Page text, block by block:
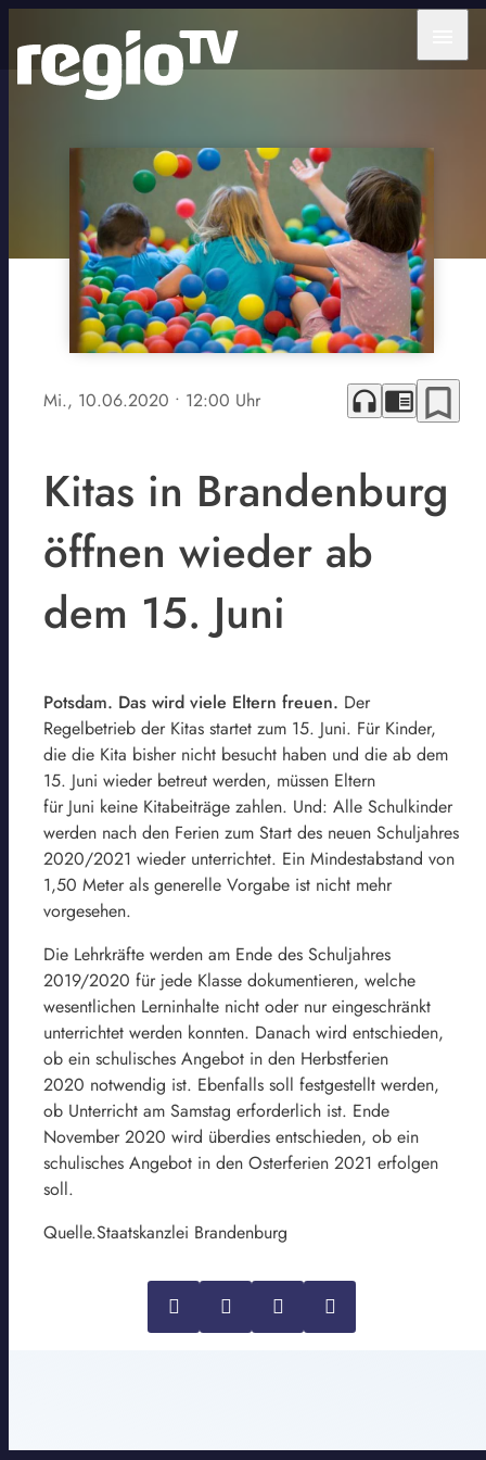
Mi., 10.06.2020 • 12:00 Uhr headphones chrome_reader_mode bookmark_border
Kitas in Brandenburg
öffnen wieder ab
dem 15. Juni
Potsdam. Das wird viele Eltern freuen. Der
Regelbetrieb der Kitas startet zum 15. Juni. Für Kinder,
die die Kita bisher nicht besucht haben und die ab dem
15. Juni wieder betreut werden, müssen Eltern
für Juni keine Kitabeiträge zahlen. Und: Alle Schulkinder
werden nach den Ferien zum Start des neuen Schuljahres
2020/2021 wieder unterrichtet. Ein Mindestabstand von
1,50 Meter als generelle Vorgabe ist nicht mehr
vorgesehen.
Die Lehrkräfte werden am Ende des Schuljahres
2019/2020 für jede Klasse dokumentieren, welche
wesentlichen Lerninhalte nicht oder nur eingeschränkt
unterrichtet werden konnten. Danach wird entschieden,
ob ein schulisches Angebot in den Herbstferien
2020 notwendig ist. Ebenfalls soll festgestellt werden,
ob Unterricht am Samstag erforderlich ist. Ende
November 2020 wird überdies entschieden, ob ein
schulisches Angebot in den Osterferien 2021 erfolgen
soll.
Quelle.Staatskanzlei Brandenburg